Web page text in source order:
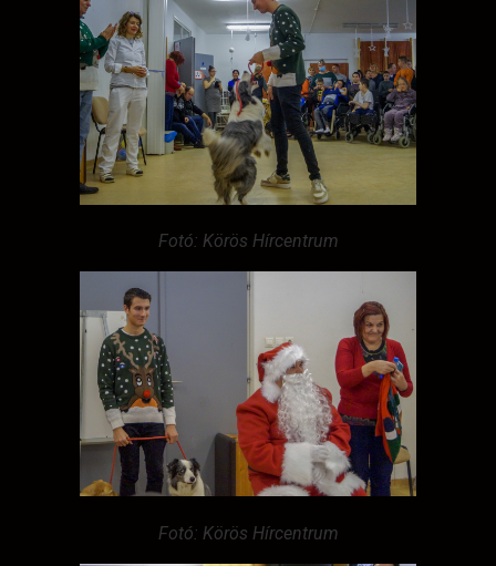
Fotó: Körös Hírcentrum
Fotó: Körös Hírcentrum